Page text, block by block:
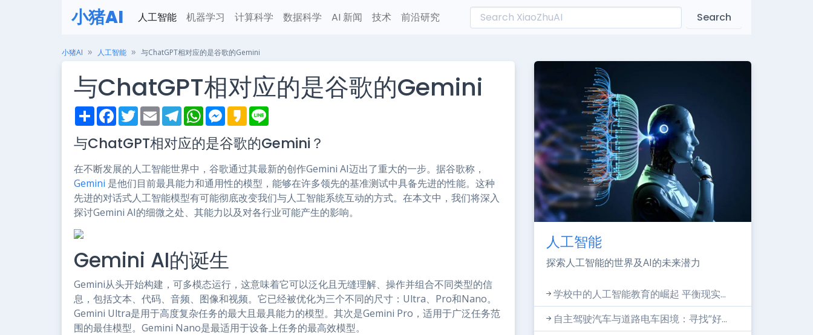
小猪AI 人工智能 机器学习 计算科学 数据科学 AI 新闻 技术 前沿研究 Search
小猪AI 人工智能 与ChatGPT相对应的是谷歌的Gemini
与ChatGPT相对应的是谷歌的Gemini
S
h
r
e
F
a
e
b
o
k
T
w
t
r
E
m
i
l
T
e
e
g
a
m
W
h
t
s
p
p
M
e
s
e
g
e
r
K
a
a
o
e
与ChatGPT相对应的是谷歌的Gemini？
在不断发展的人工智能世界中，谷歌通过其最新的创作Gemini AI迈出了重大的一步。据谷歌称，
Gemini 是他们目前最具能力和通用性的模型，能够在许多领先的基准测试中具备先进的性能。这种
先进的对话式人工智能模型有可能彻底改变我们与人工智能系统互动的方式。在本文中，我们将深入
探讨Gemini AI的细微之处、其能力以及对各行业可能产生的影响。
Gemini AI的诞生
Gemini从头开始构建，可多模态运行，这意味着它可以泛化且无缝理解、操作并组合不同类型的信
息，包括文本、代码、音频、图像和视频。它已经被优化为三个不同的尺寸：Ultra、Pro和Nano。
Gemini Ultra是用于高度复杂任务的最大且最具能力的模型。其次是Gemini Pro，适用于广泛任务范
围的最佳模型。Gemini Nano是最适用于设备上任务的最高效模型。
人工智能
探索人工智能的世界及AI的未来潜力
学校中的人工智能教育的崛起 平衡现实...
自主驾驶汽车与道路电车困境：寻找“好...